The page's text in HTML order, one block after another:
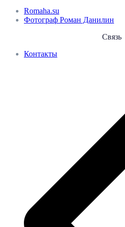
Romaha.su
Фотограф Роман Данилин
Связь
Контакты